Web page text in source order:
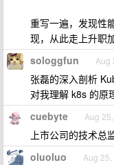
重写一遍，发现性
现，从此走上升职
sologgfun Aug
张磊的深入剖析
对我理解 k8s 的原
cuebyte Aug
上市公司的技术总
oluoluo Aug 25,